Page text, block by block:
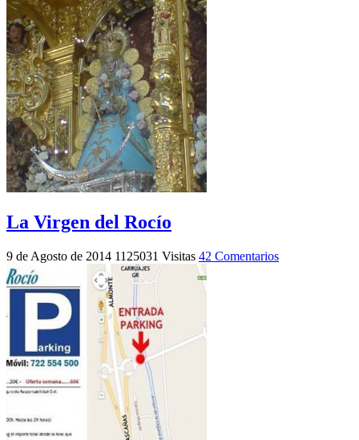
La Virgen del Rocío
9 de Agosto de 2014 1125031 Visitas 42 Comentarios